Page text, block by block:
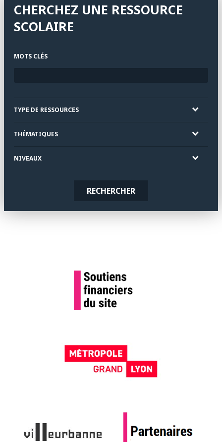
CHERCHEZ UNE RESSOURCE
SCOLAIRE
MOTS CLÉS
TYPE DE RESSOURCES
THÉMATIQUES
NIVEAUX
RECHERCHER